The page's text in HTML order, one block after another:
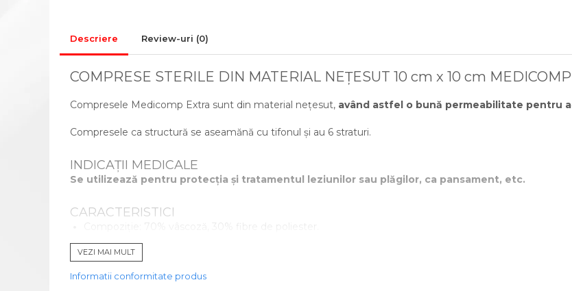
CADRE DE MERS
CIORAPI MEDICINALI
COMPRESE STERILE
ACCESORII
IGIENA SI INGRIJIRE
GIMNASTICA MEDICALA
Descriere Review-uri (0)
COMPRESE STERILE DIN MATERIAL NEȚESUT 10 cm x 10 cm
Compresele Medicomp Extra sunt din material nețesut, având astfel o bună permeabilitate pentru
Compresele ca structură se aseamănă cu tifonul și au 6 straturi.
INDICAȚII MEDICALE
Se utilizează pentru protecția și tratamentul leziunilor sau plăgilor, ca pansament, etc.
CARACTERISTICI
Dimensiune: 10 cm x 10 cm
25 seturi x 2 buc.
Cod produs: 411077
VEZI MAI MULT
Informatii conformitate produs